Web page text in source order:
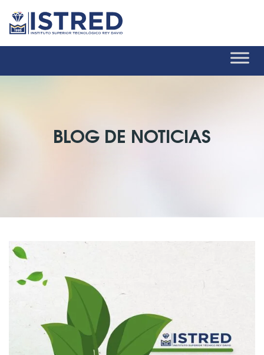
BLOG DE NOTICIAS